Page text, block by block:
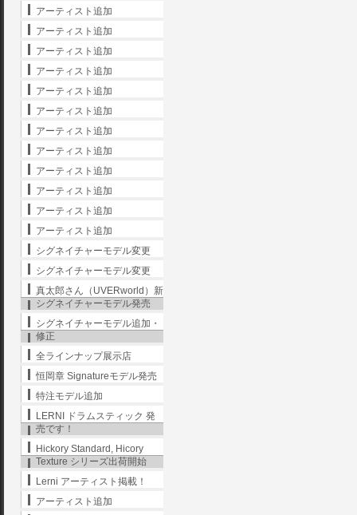
アーティスト追加
アーティスト追加
アーティスト追加
アーティスト追加
アーティスト追加
アーティスト追加
アーティスト追加
アーティスト追加
アーティスト追加
アーティスト追加
アーティスト追加
アーティスト追加
シグネイチャーモデル変更
シグネイチャーモデル変更
真太郎さん（UVERworld）新
シグネイチャーモデル発売
シグネイチャーモデル追加・
修正
全ラインナップ展示店
恒岡章 Signatureモデル発売
特注モデル追加
LERNI ドラムスティック 発
売です！
Hickory Standard, Hicory
Texture シリーズ出荷開始
Lerni アーティスト掲載！
アーティスト追加